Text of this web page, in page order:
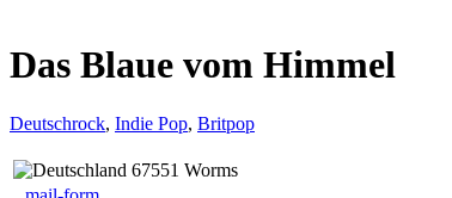
Das Blaue vom Himmel
Deutschrock, Indie Pop, Britpop
67551 Worms